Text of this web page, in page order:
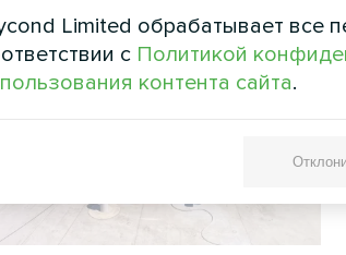
Limited обрабатывает все
с Политикой
контента сайта.